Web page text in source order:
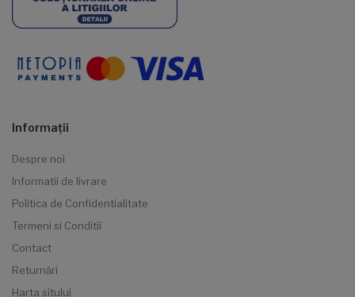
Informaţii
Despre noi
Informatii de livrare
Politica de Confidentialitate
Termeni si Conditii
Contact
Returnări
Harta sitului